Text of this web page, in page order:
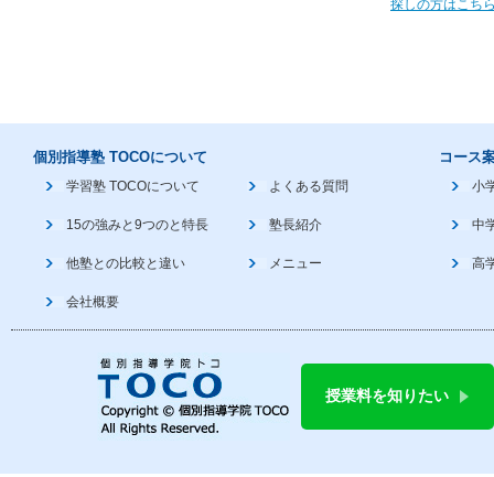
探しの方はこち
個別指導塾 TOCOについて
学習塾 TOCOについて
15の強みと9つのと特長
他塾との比較と違い
会社概要
よくある質問
塾長紹介
メニュー
コース
小
中
高
授業料を知りたい